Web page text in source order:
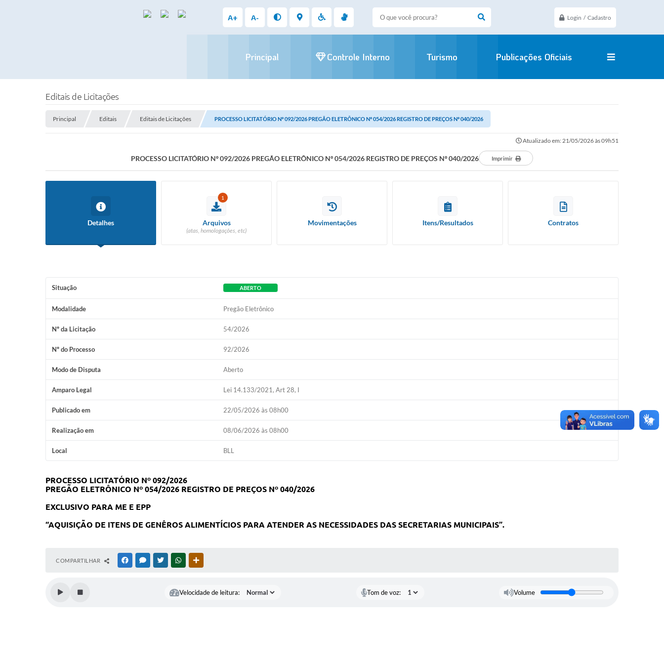
Login / Cadastro
A+ A-
Principal Controle Interno Turismo Publicações Oficiais
Editais de Licitações
Principal Editais Editais de Licitações PROCESSO LICITATÓRIO Nº 092/2026 PREGÃO ELETRÔNICO Nº 054/2026 REGISTRO DE PREÇOS Nº 040/2026
Atualizado em: 21/05/2026 às 09h51
PROCESSO LICITATÓRIO Nº 092/2026 PREGÃO ELETRÔNICO Nº 054/2026 REGISTRO DE PREÇOS Nº 040/2026 Imprimir
Detalhes
1
Arquivos
(atas, homologações, etc)
Movimentações Itens/Resultados Contratos
Situação ABERTO
Modalidade Pregão Eletrônico
Nº da Licitação 54/2026
Nº do Processo 92/2026
Modo de Disputa Aberto
Amparo Legal Lei 14.133/2021, Art 28, I
Publicado em 22/05/2026 às 08h00
Realização em 08/06/2026 às 08h00
Local BLL
PROCESSO LICITATÓRIO Nº 092/2026
PREGÃO ELETRÔNICO Nº 054/2026 REGISTRO DE PREÇOS Nº 040/2026
EXCLUSIVO PARA ME E EPP
“AQUISIÇÃO DE ITENS DE GENÊROS ALIMENTÍCIOS PARA ATENDER AS NECESSIDADES DAS SECRETARIAS MUNICIPAIS”.
COMPARTILHAR FACEBOOKMESSENGER
TWITTERWHATSAPP
Velocidade de leitura: Tom de voz: Volume